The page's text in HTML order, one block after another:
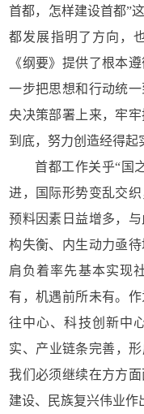
首都，怎样建设首都”
都发展指明了方向，
《纲要》提供了根本
一步把思想和行动统
央决策部署上来，牢
到底，努力创造经得起
首都工作关乎“国
进，国际形势变乱交
预料因素日益增多，
构失衡、内生动力亟
肩负着率先基本实现
有，机遇前所未有。
往中心、科技创新中
实、产业链条完善，形
我们必须继续在方方
建设、民族复兴伟业作